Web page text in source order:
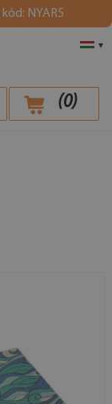
kód: NYAR5
▾
(0)